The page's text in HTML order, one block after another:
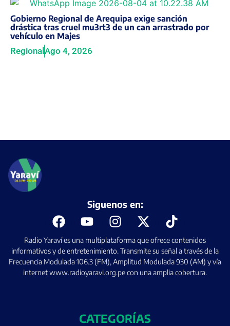
Gobierno Regional de Arequipa exige sanción
drástica tras cruel mu3rt3 de un can arrastrado por
vehículo en Majes
RegionalAgo 4, 2026
Radio Yaraví es una multiplataforma que ofrece contenidos
informativos y de entretenimiento. Transmite su señal a través de la
Frecuencia Modulada 106.3 (FM), Amplitud Modulada 930 (AM) y vía
internet www.radioyaravi.org.pe con una amplia cobertura.
Siguenos en:
CATEGORÍAS